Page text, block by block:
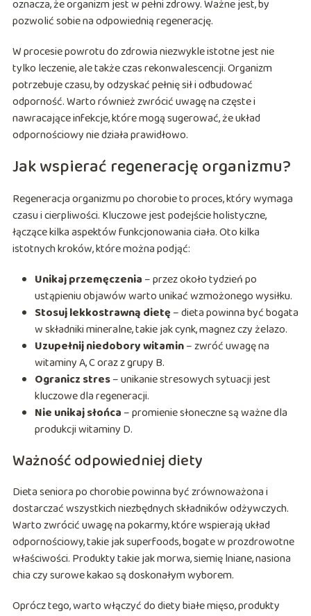
oznacza, że organizm jest w pełni zdrowy. Ważne jest, by
pozwolić sobie na odpowiednią regenerację.
W procesie powrotu do zdrowia niezwykle istotne jest nie
tylko leczenie, ale także czas rekonwalescencji. Organizm
potrzebuje czasu, by odzyskać pełnię sił i odbudować
odporność. Warto również zwrócić uwagę na częste i
nawracające infekcje, które mogą sugerować, że układ
odpornościowy nie działa prawidłowo.
Jak wspierać regenerację organizmu?
Regeneracja organizmu po chorobie to proces, który wymaga
czasu i cierpliwości. Kluczowe jest podejście holistyczne,
łączące kilka aspektów funkcjonowania ciała. Oto kilka
istotnych kroków, które można podjąć:
Unikaj przemęczenia – przez około tydzień po
ustąpieniu objawów warto unikać wzmożonego wysiłku.
Stosuj lekkostrawną dietę – dieta powinna być bogata
w składniki mineralne, takie jak cynk, magnez czy żelazo.
Uzupełnij niedobory witamin– zwróć uwagę na
witaminy A, C oraz z grupy B.
Ogranicz stres– unikanie stresowych sytuacji jest
kluczowe dla regeneracji.
Nie unikaj słońca – promienie słoneczne są ważne dla
produkcji witaminy D.
Ważność odpowiedniej diety
Dieta seniora po chorobie powinna być zrównoważona i
dostarczać wszystkich niezbędnych składników odżywczych.
Warto zwrócić uwagę na pokarmy, które wspierają układ
odpornościowy, takie jak superfoods, bogate w prozdrowotne
właściwości. Produkty takie jak morwa, siemię lniane, nasiona
chia czy surowe kakao są doskonałym wyborem.
Oprócz tego, warto włączyć do diety białe mięso, produkty